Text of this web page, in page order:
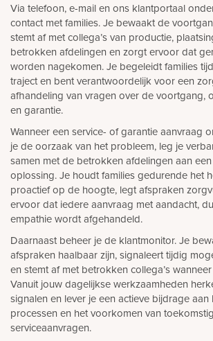
Via telefoon, e-mail en ons klantportaal
contact met families. Je bewaakt de
stemt af met collega’s van productie,
betrokken afdelingen en zorgt ervoor dat
worden nagekomen. Je begeleidt families
traject en bent verantwoordelijk voor een
afhandeling van vragen over de voortgang,
en garantie.
Wanneer een service- of garantie aanvraag
je de oorzaak van het probleem, leg je
samen met de betrokken afdelingen aan
oplossing. Je houdt families gedurende het
proactief op de hoogte, legt afspraken
ervoor dat iedere aanvraag met aandacht,
empathie wordt afgehandeld.
Daarnaast beheer je de klantmonitor. Je
afspraken haalbaar zijn, signaleert tijdig
en stemt af met betrokken collega’s
Vanuit jouw dagelijkse werkzaamheden
signalen en lever je een actieve bijdrage aan
processen en het voorkomen van
serviceaanvragen.